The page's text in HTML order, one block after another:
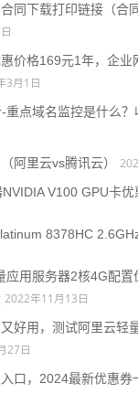
同下载打印链接（合
价格169元1年，企业
3月1日
重点域名监控是什么
阿里云vs腾讯云）
V100 GPU卡优
8378HC
应用服务器2核4G配置
2022年11月13日
好用，测试阿里云轻
27日
口，2024最新优惠券